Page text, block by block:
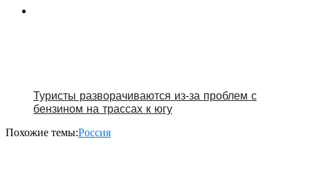
Туристы разворачиваются из‑за проблем с
бензином на трассах к югу
Похожие темы:Россия